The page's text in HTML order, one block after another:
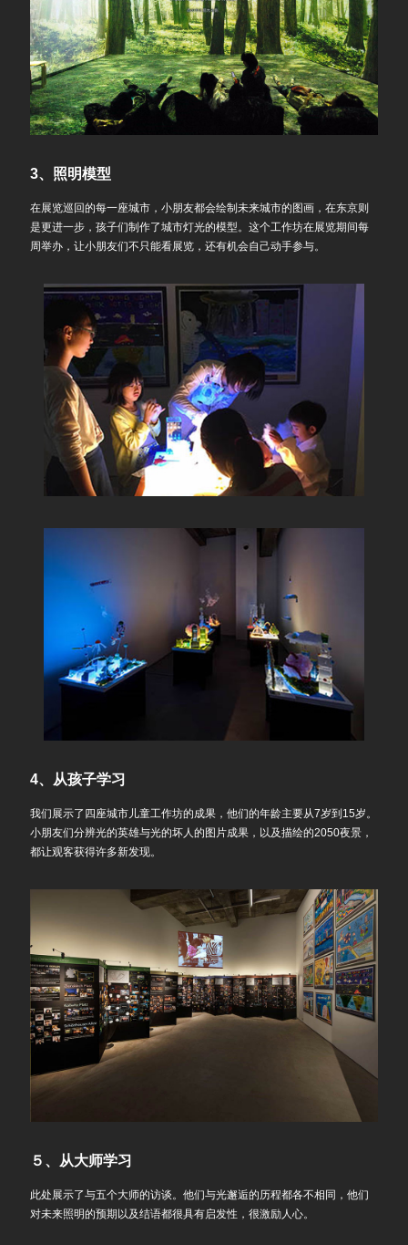
3、照明模型
在展览巡回的每一座城市，小朋友都会绘制未来城市的图画，在东京则
是更进一步，孩子们制作了城市灯光的模型。这个工作坊在展览期间每
周举办，让小朋友们不只能看展览，还有机会自己动手参与。
4、从孩子学习
我们展示了四座城市儿童工作坊的成果，他们的年龄主要从7岁到15岁。
小朋友们分辨光的英雄与光的坏人的图片成果，以及描绘的2050夜景，
都让观客获得许多新发现。
５、从大师学习
此处展示了与五个大师的访谈。他们与光邂逅的历程都各不相同，他们
对未来照明的预期以及结语都很具有启发性，很激励人心。